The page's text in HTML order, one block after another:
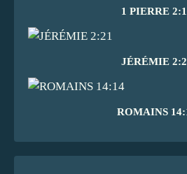
1 PIERRE
JÉRÉMIE
ROMAINS